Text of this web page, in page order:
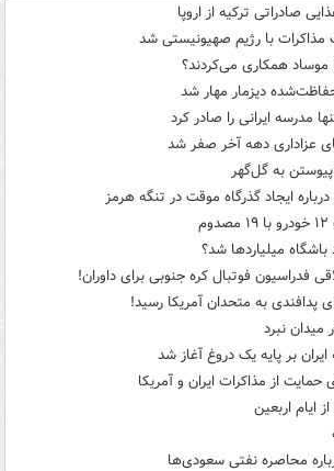
صادراتی ترکیه از اروپا
مذاکرات با رژیم صهیونیستی شد
موساد همکاری می‌کردند؟
دیزمار مهار شد
مدرسه ایرانی را صادر کرد
عزاداری دهه آخر صفر شد
به گل‌گهر
ایجاد گذرگاه موقت در تنگه هرمز
میلیاردها شد؟
فدراسیون فوتبال کره جنوبی برای داوران!
به متحدان آمریکا رسید!
میدان نبرد
بر پایه یک دروغ آغاز شد
حمایت از مذاکرات ایران و آمریکا
ایام اربعین
محاصره نفتی سعودی‌ها